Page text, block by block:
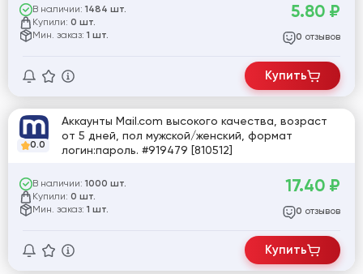
В наличии: 1484 шт.
Купили: 0 шт.
Мин. заказ: 1 шт.
5.80 ₽
0 отзывов
Купить
0.0
Аккаунты Mail.com высокого качества, возраст
от 5 дней, пол мужской/женский, формат
логин:пароль. #919479 [810512]
В наличии: 1000 шт.
Купили: 0 шт.
Мин. заказ: 1 шт.
17.40 ₽
0 отзывов
Купить